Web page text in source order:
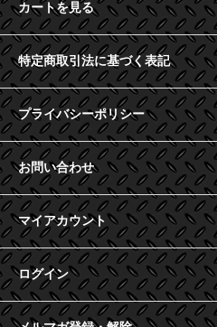
カートを見る
特定商取引法に基づく表記
プライバシーポリシー
お問い合わせ
マイアカウント
ログイン